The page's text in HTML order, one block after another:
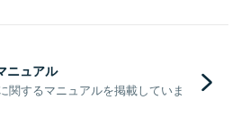
ニュアル
関するマニュアルを掲載していま